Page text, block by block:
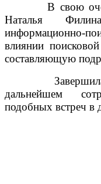
В свою
Наталья
информационно-
влиянии
составляющую
Завершилась
дальнейшем
подобных встреч в